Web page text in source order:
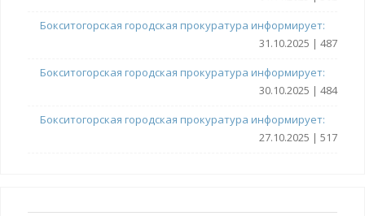
Бокситогорская городская прокуратура информирует:
31.10.2025 | 487
Бокситогорская городская прокуратура информирует:
30.10.2025 | 484
Бокситогорская городская прокуратура информирует:
27.10.2025 | 517